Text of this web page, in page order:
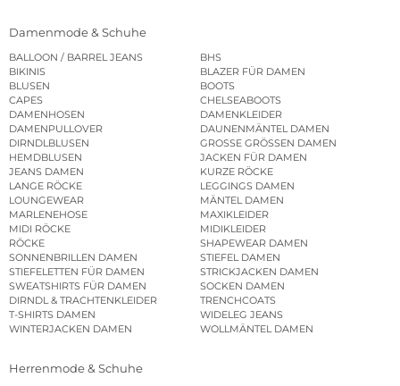
Damenmode & Schuhe
BALLOON / BARREL JEANS
BHS
BIKINIS
BLAZER FÜR DAMEN
BLUSEN
BOOTS
CAPES
CHELSEABOOTS
DAMENHOSEN
DAMENKLEIDER
DAMENPULLOVER
DAUNENMÄNTEL DAMEN
DIRNDLBLUSEN
GROSSE GRÖSSEN DAMEN
HEMDBLUSEN
JACKEN FÜR DAMEN
JEANS DAMEN
KURZE RÖCKE
LANGE RÖCKE
LEGGINGS DAMEN
LOUNGEWEAR
MÄNTEL DAMEN
MARLENEHOSE
MAXIKLEIDER
MIDI RÖCKE
MIDIKLEIDER
RÖCKE
SHAPEWEAR DAMEN
SONNENBRILLEN DAMEN
STIEFEL DAMEN
STIEFELETTEN FÜR DAMEN
STRICKJACKEN DAMEN
SWEATSHIRTS FÜR DAMEN
SOCKEN DAMEN
DIRNDL & TRACHTENKLEIDER
TRENCHCOATS
T-SHIRTS DAMEN
WIDELEG JEANS
WINTERJACKEN DAMEN
WOLLMÄNTEL DAMEN
Herrenmode & Schuhe